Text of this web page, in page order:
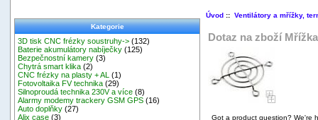
Kategorie
3D tisk CNC frézky soustruhy-> (132)
Baterie akumulátory nabíječky (125)
Bezpečnostní kamery (3)
Chytrá smart klika (2)
CNC frézky na plasty + AL
(1)
Fotovoltaika FV technika (29)
Silnoproudá technika 230V a více (8)
Alarmy modemy trackery GSM GPS (16)
Auto doplňky (27)
Alix case (3)
Úvod:: Ventilátory a mřížky,
Dotaz na zboží
Got a product question? We're